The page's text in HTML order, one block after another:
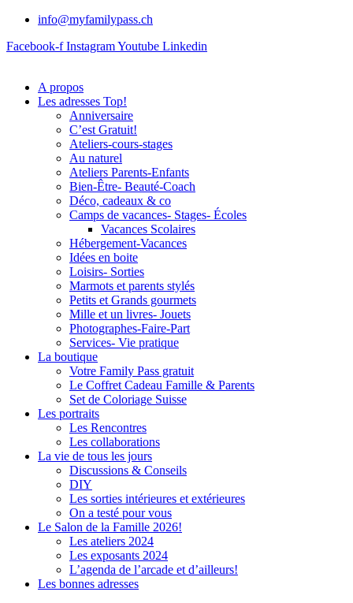
info@myfamilypass.ch
Facebook-f InstagramYoutube Linkedin
A propos
Les adresses Top!
Anniversaire
C’est Gratuit!
Ateliers-cours-stages
Au naturel
Ateliers Parents-Enfants
Bien-Être- Beauté-Coach
Déco, cadeaux & co
Camps de vacances- Stages- Écoles
Vacances Scolaires
Hébergement-Vacances
Idées en boite
Loisirs- Sorties
Marmots et parents stylés
Petits et Grands gourmets
Mille et un livres- Jouets
Photographes-Faire-Part
Services- Vie pratique
La boutique
Votre Family Pass gratuit
Le Coffret Cadeau Famille & Parents
Set de Coloriage Suisse
Les portraits
Les Rencontres
Les collaborations
La vie de tous les jours
Discussions & Conseils
DIY
Les sorties intérieures et extérieures
On a testé pour vous
Le Salon de la Famille 2026!
Les ateliers 2024
Les exposants 2024
L’agenda de l’arcade et d’ailleurs!
Les bonnes adresses